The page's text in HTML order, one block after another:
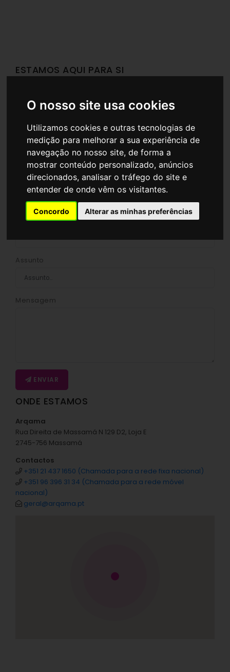
O nosso site usa cookies
Utilizamos cookies e outras tecnologias de
medição para melhorar a sua experiência de
navegação no nosso site, de forma a
mostrar conteúdo personalizado, anúncios
direcionados, analisar o tráfego do site e
entender de onde vêm os visitantes.
Concordo Alterar as minhas preferências
ESTAMOS AQUI PARA SI
decoração de interiores, a equipa da Arqama está à sua
disposição para o ajudar a transformar as suas ideias e os
seus sonhos em realidade.
Entre em contacto connosco e saiba como o podemos
ajudar.
Nome
Email
Assunto
Mensagem
ENVIAR
ONDE ESTAMOS
Arqama
Rua Direita de Massamá N 129 D2, Loja E
2745-756 Massamá
Contactos
+351 21 437 1650 (Chamada para a rede fixa nacional)
+351 96 396 31 34 (Chamada para a rede móvel
nacional)
geral@arqama.pt